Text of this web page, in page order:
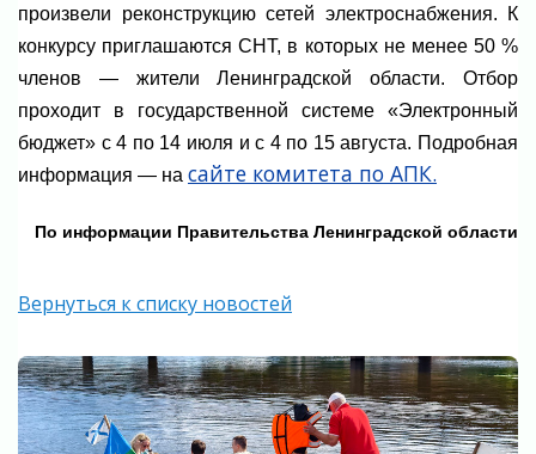
произвели реконструкцию сетей электроснабжения.
К
конкурсу приглашаются СНТ, в которых не менее 50 %
членов — жители Ленинградской области. Отбор
проходит в государственной системе «Электронный
бюджет» с 4 по 14 июля и с 4 по 15 августа. Подробная
информация — на сайте комитета по АПК.
По информации Правительства Ленинградской области
Вернуться к списку новостей